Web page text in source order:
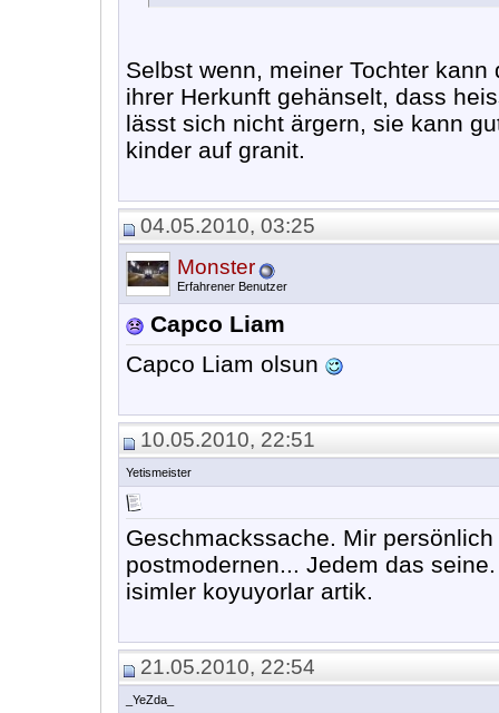
Selbst wenn, meiner Tochter
ihrer Herkunft gehänselt, dass
lässt sich nicht ärgern, sie kann
kinder auf granit.
04.05.2010, 03:25
Monster
Erfahrener Benutzer
Capco Liam
Capco Liam olsun
10.05.2010, 22:51
Yetismeister
Geschmackssache. Mir
postmodernen... Jedem das
isimler koyuyorlar artik.
21.05.2010, 22:54
_YeZda_